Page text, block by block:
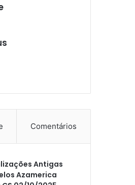
Plus
Plus
Comentários
Antigas
Azamerica